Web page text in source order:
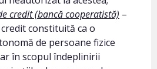
credit (bancă cooperatistă) –
constituită ca o
de persoane fizice
în scopul îndeplinirii